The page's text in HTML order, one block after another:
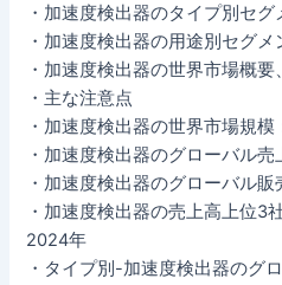
・加速度検出器のタイプ別セグ
・加速度検出器の用途別セグメ
・加速度検出器の世界市場概
・主な注意点
・加速度検出器の世界市場規
・加速度検出器のグローバル
・加速度検出器のグローバル
・加速度検出器の売上高上位3
2024年
・タイプ別-加速度検出器のグ